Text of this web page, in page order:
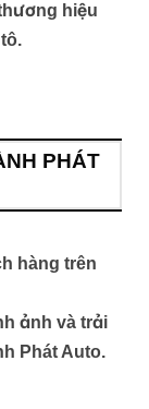
hiệu
PHÁT
hàng trên
ảnh và trải
Phát Auto.